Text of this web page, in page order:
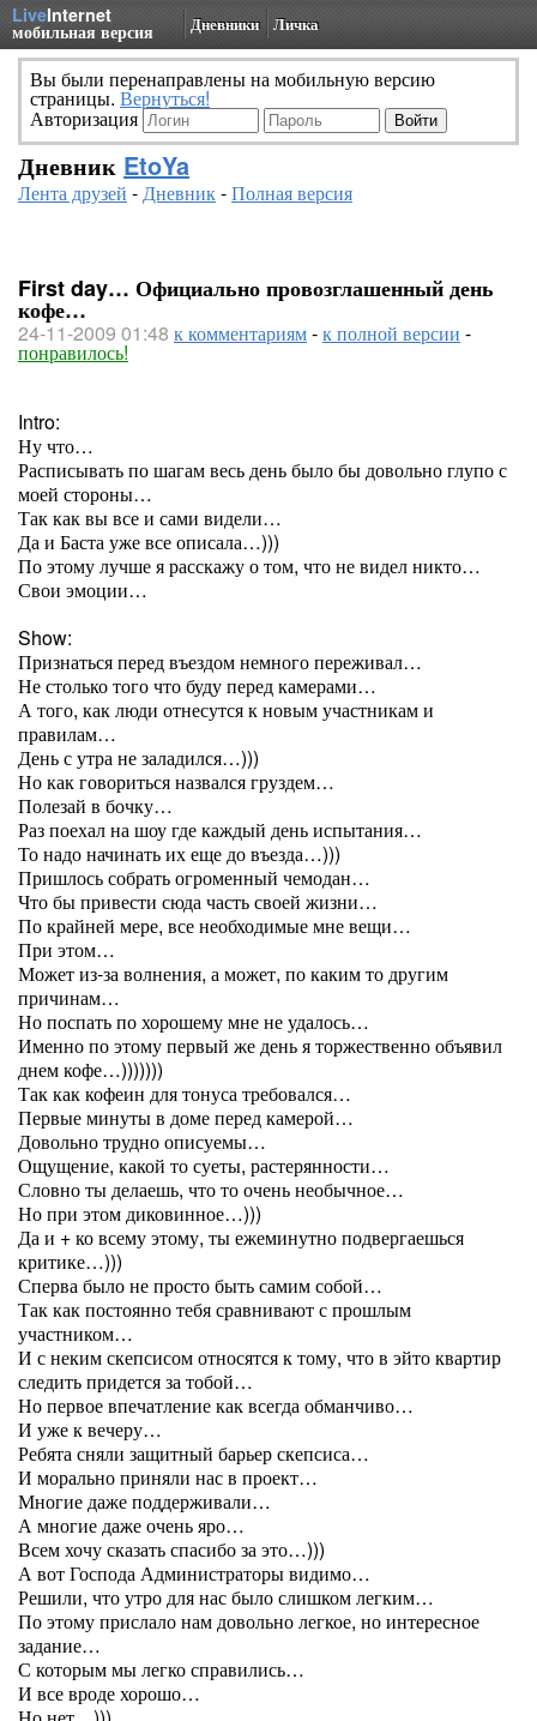
LiveInternet
мобильная версия Дневники Личка
Вы были перенаправлены на мобильную версию
страницы. Вернуться!
Авторизация
Дневник EtoYa
Лента друзей -Дневник-Полная версия
First day… Официально провозглашенный день
кофе…
24-11-2009 01:48 к комментариям-к полной версии -
понравилось!
Intro:
Ну что…
Расписывать по шагам весь день было бы довольно глупо с
моей стороны…
Так как вы все и сами видели…
Да и Баста уже все описала…)))
По этому лучше я расскажу о том, что не видел никто…
Свои эмоции…
Show:
Признаться перед въездом немного переживал…
Не столько того что буду перед камерами…
А того, как люди отнесутся к новым участникам и
правилам…
День с утра не заладился…)))
Но как говориться назвался груздем…
Полезай в бочку…
Раз поехал на шоу где каждый день испытания…
То надо начинать их еще до въезда…)))
Пришлось собрать огроменный чемодан…
Что бы привести сюда часть своей жизни…
По крайней мере, все необходимые мне вещи…
При этом…
Может из-за волнения, а может, по каким то другим
причинам…
Но поспать по хорошему мне не удалось…
Именно по этому первый же день я торжественно объявил
днем кофе…)))))))
Так как кофеин для тонуса требовался…
Первые минуты в доме перед камерой…
Довольно трудно описуемы…
Ощущение, какой то суеты, растерянности…
Словно ты делаешь, что то очень необычное…
Но при этом диковинное…)))
Да и + ко всему этому, ты ежеминутно подвергаешься
критике…)))
Сперва было не просто быть самим собой…
Так как постоянно тебя сравнивают с прошлым
участником…
И с неким скепсисом относятся к тому, что в эйто квартир
следить придется за тобой…
Но первое впечатление как всегда обманчиво…
И уже к вечеру…
Ребята сняли защитный барьер скепсиса…
И морально приняли нас в проект…
Многие даже поддерживали…
А многие даже очень яро…
Всем хочу сказать спасибо за это…)))
А вот Господа Администраторы видимо…
Решили, что утро для нас было слишком легким…
По этому прислало нам довольно легкое, но интересное
задание…
С которым мы легко справились…
И все вроде хорошо…